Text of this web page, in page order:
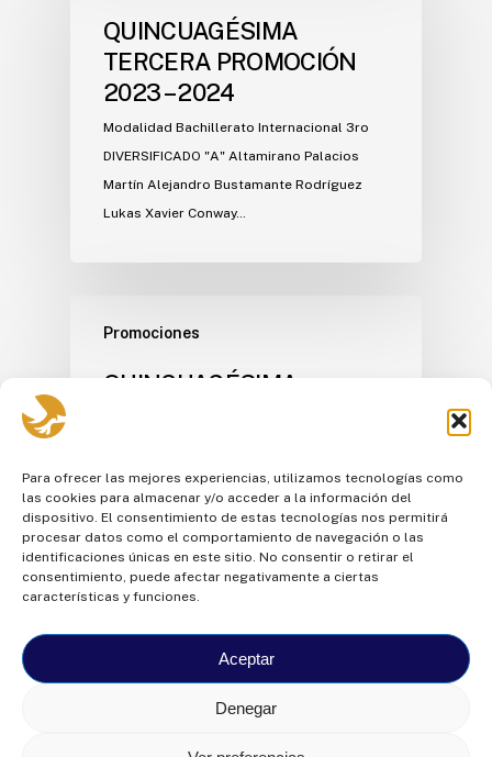
Para ofrecer las mejores experiencias, utilizamos tecnologías como
las cookies para almacenar y/o acceder a la información del
dispositivo. El consentimiento de estas tecnologías nos permitirá
procesar datos como el comportamiento de navegación o las
identificaciones únicas en este sitio. No consentir o retirar el
consentimiento, puede afectar negativamente a ciertas
características y funciones.
Aceptar
Denegar
QUINCUAGÉSIMA
TERCERA PROMOCIÓN
2023 – 2024
Modalidad Bachillerato Internacional 3ro
DIVERSIFICADO "A" Altamirano Palacios
Martín Alejandro Bustamante Rodríguez
Lukas Xavier Conway…
Promociones
QUINCUAGÉSIMA
Modalidad Bachillerato Internacional 3ro
DIVERSIFICADO "A" Benavides Montalvo
Daniel Andrés Cabrera Moreno Henry Martín
Camacho…
© Colegio Intisana2026
1791700112001